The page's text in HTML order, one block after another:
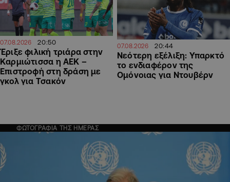
07.08.2026 20:50
Έριξε φιλική τριάρα στην
Καρμιώτισσα η ΑΕΚ –
Επιστροφή στη δράση με
γκολ για Τσακόν
07.08.2026 20:44
Νεότερη εξέλιξη: Υπαρκτό
το ενδιαφέρον της
Ομόνοιας για Ντουβέρν
ΦΩΤΟΓΡΑΦΙΑ ΤΗΣ ΗΜΕΡΑΣ